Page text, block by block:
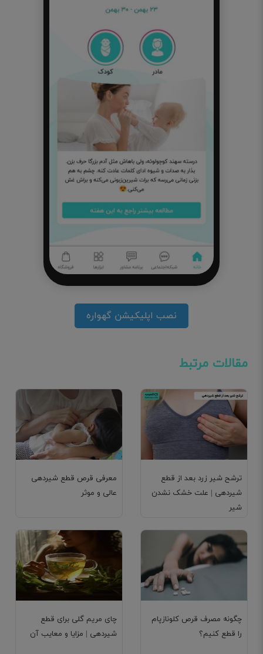
نصب اپلیکیشن گهواره
مقالات مرتبط
معرفی قرص قطع شیردهی
عالی و موثر
ترشح شیر زرد بعد از قطع
شیردهی | علت خشک نشدن
شیر
چای مریم گلی برای قطع
شیردهی | مزایا و معایب آن
چگونه مصرف قرص کلونازپام
را قطع کنیم؟